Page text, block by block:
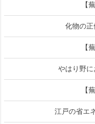
【
化物の
【
やはり野
【
江戸の省エ